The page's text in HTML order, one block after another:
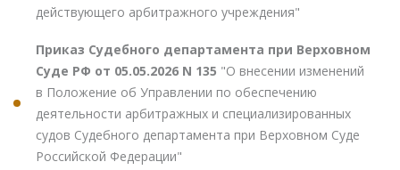
действующего арбитражного учреждения"
Приказ Судебного департамента при Верховном
Суде РФ от 05.05.2026 N 135 "О внесении изменений
в Положение об Управлении по обеспечению
деятельности арбитражных и специализированных
судов Судебного департамента при Верховном Суде
Российской Федерации"